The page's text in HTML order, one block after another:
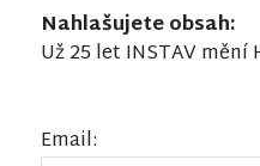
Nahlašujete obsah:
Už 25 let INSTAV
Email: